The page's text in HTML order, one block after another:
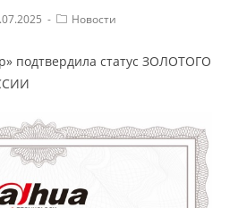
Новости
подтвердила статус ЗОЛОТОГО